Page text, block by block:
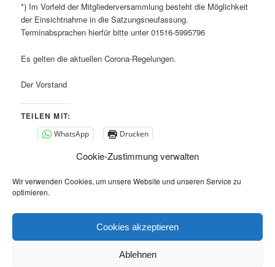
Cookie-Zustimmung verwalten
Wir verwenden Cookies, um unsere Website und unseren Service zu
optimieren.
Cookies akzeptieren
Ablehnen
*) Im Vorfeld der Mitgliederversammlung besteht die Möglichkeit
der Einsichtnahme in die Satzungsneufassung.
Terminabsprachen hierfür bitte unter 01516-5995796
Es gelten die aktuellen Corona-Regelungen.
Der Vorstand
TEILEN MIT:
WhatsApp Drucken
Dieser Eintrag wurde vonHeiko ScharbertunterAllgemein
veröffentlicht. Setze ein Lesezeichen für denPermalink